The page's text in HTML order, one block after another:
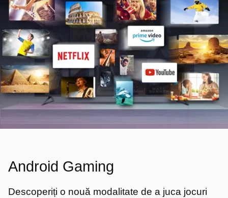
Android Gaming
Descoperiți o nouă modalitate de a juca jocuri